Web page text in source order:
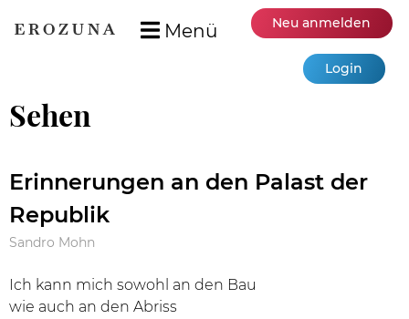
Menü Neu anmelden
Login
Sehen
Erinnerungen an den Palast der
Republik
Sandro Mohn
Ich kann mich sowohl an den Bau
wie auch an den Abriss